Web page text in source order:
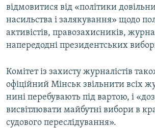
відмовитися від «політики
насильства і залякування» щодо
активістів, правозахисників,
напередодні президентських
Комітет із захисту журналістів
офіційний Мінськ звільнити всіх
нині перебувають під вартою, і
висвітлювати майбутні вибори в
судового переслідування».